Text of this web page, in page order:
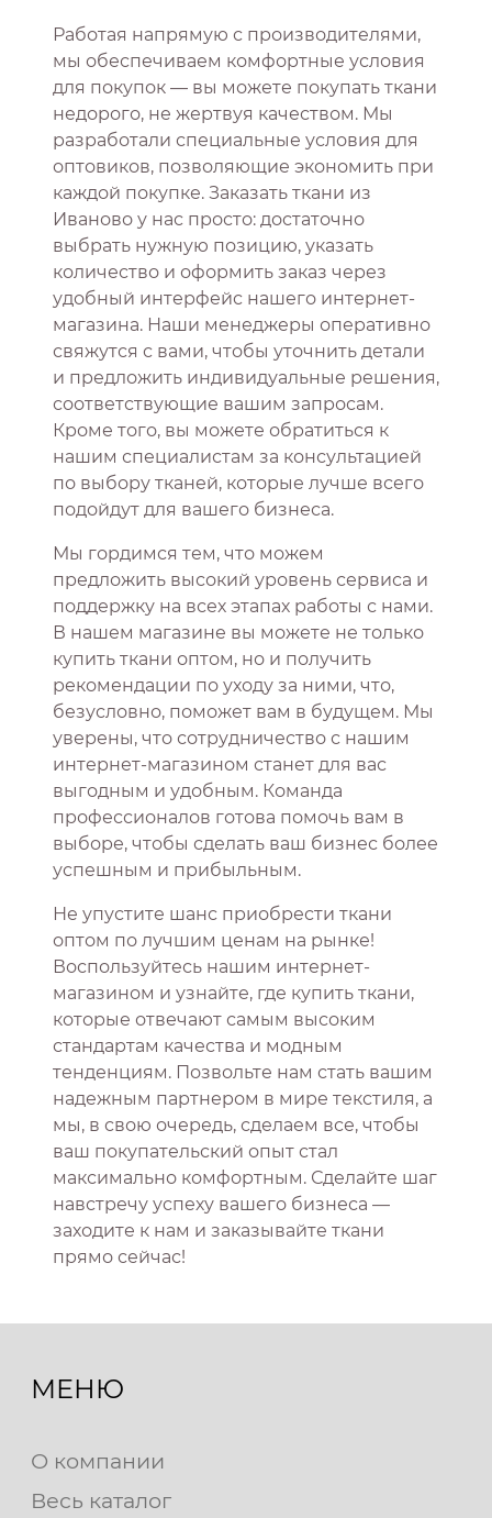
Работая напрямую с производителями,
мы обеспечиваем комфортные условия
для покупок — вы можете покупать ткани
недорого, не жертвуя качеством. Мы
разработали специальные условия для
оптовиков, позволяющие экономить при
каждой покупке. Заказать ткани из
Иваново у нас просто: достаточно
выбрать нужную позицию, указать
количество и оформить заказ через
удобный интерфейс нашего интернет-
магазина. Наши менеджеры оперативно
свяжутся с вами, чтобы уточнить детали
и предложить индивидуальные решения,
соответствующие вашим запросам.
Кроме того, вы можете обратиться к
нашим специалистам за консультацией
по выбору тканей, которые лучше всего
подойдут для вашего бизнеса.
Мы гордимся тем, что можем
предложить высокий уровень сервиса и
поддержку на всех этапах работы с нами.
В нашем магазине вы можете не только
купить ткани оптом, но и получить
рекомендации по уходу за ними, что,
безусловно, поможет вам в будущем. Мы
уверены, что сотрудничество с нашим
интернет-магазином станет для вас
выгодным и удобным. Команда
профессионалов готова помочь вам в
выборе, чтобы сделать ваш бизнес более
успешным и прибыльным.
Не упустите шанс приобрести ткани
оптом по лучшим ценам на рынке!
Воспользуйтесь нашим интернет-
магазином и узнайте, где купить ткани,
которые отвечают самым высоким
стандартам качества и модным
тенденциям. Позвольте нам стать вашим
надежным партнером в мире текстиля, а
мы, в свою очередь, сделаем все, чтобы
ваш покупательский опыт стал
максимально комфортным. Сделайте шаг
навстречу успеху вашего бизнеса —
заходите к нам и заказывайте ткани
прямо сейчас!
МЕНЮ
О компании
Весь каталог